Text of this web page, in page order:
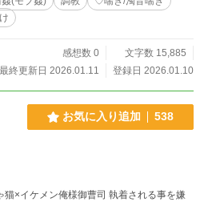
感想数 0
文字数 15,885
最終更新日 2026.01.11
登録日 2026.01.10
お気に入り追加 538
メン俺様御曹司 執着される事を嫌